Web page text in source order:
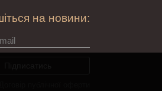
на новини: